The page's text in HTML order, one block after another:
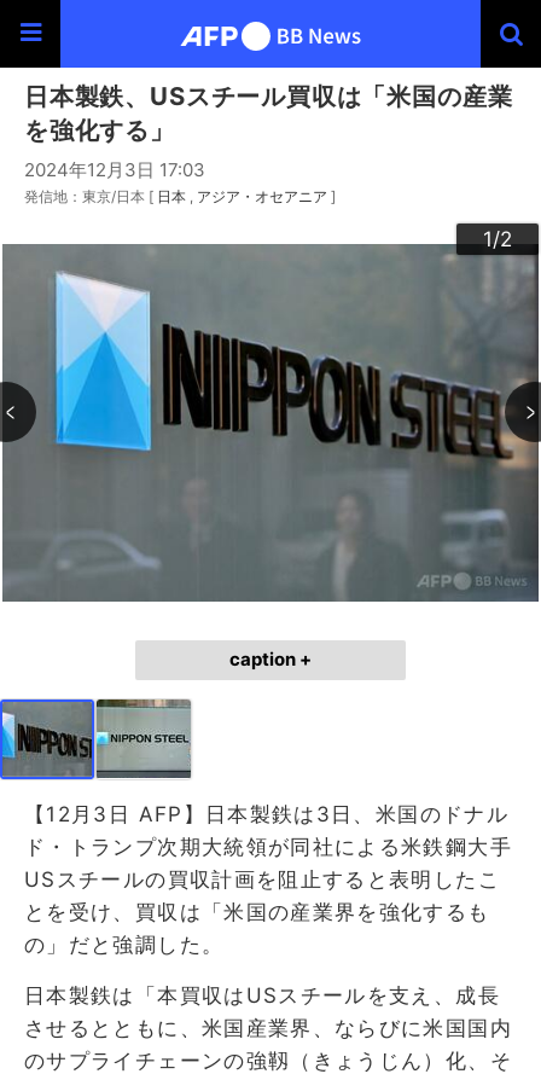
日本製鉄、USスチール買収は「米国の産業
を強化する」
2024年12月3日 17:03
発信地：東京/日本 [ 日本 アジア・オセアニア ]
1/2
2/2
caption +
【12月3日 AFP】日本製鉄は3日、米国のドナル
ド・トランプ次期大統領が同社による米鉄鋼大手
USスチールの買収計画を阻止すると表明したこ
とを受け、買収は「米国の産業界を強化するも
の」だと強調した。
日本製鉄は「本買収はUSスチールを支え、成長
させるとともに、米国産業界、ならびに米国国内
のサプライチェーンの強靱（きょうじん）化、そ